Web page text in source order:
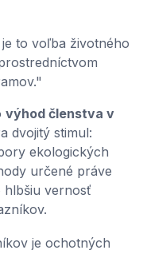
to voľba životného
výhod členstva v
dvojitý stimul:
ekologických
určené práve
hlbšiu vernosť
je ochotných